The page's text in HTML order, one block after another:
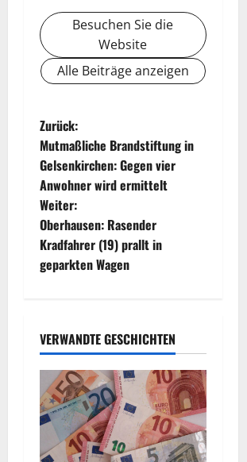
Besuchen Sie die
Website
Alle Beiträge anzeigen
B
e
i
t
r
g
s
n
a
Zurück:
Mutmaßliche Brandstiftung in
Gelsenkirchen: Gegen vier
Anwohner wird ermittelt
Weiter:
Oberhausen: Rasender
Kradfahrer (19) prallt in
geparkten Wagen
VERWANDTE GESCHICHTEN